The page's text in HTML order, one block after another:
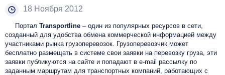
18 Ноября 2012
Портал Transportline – один из популярных ресурсов в сети,
созданный для удобства обмена коммерческой информацией между
участниками рынка грузоперевозок. Грузоперевозчик может
бесплатно размещать в системе свои заявки на перевозку груза, эти
заявки публикуются на сайте и попадают в e-mail рассылку по
заданным маршрутам для транспортных компаний, работающих с